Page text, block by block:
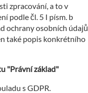
zpracování, a to v
podle čl. 5 I písm. b
ochrany osobních údajů
také popis konkrétního
"Právní základ"
s GDPR.